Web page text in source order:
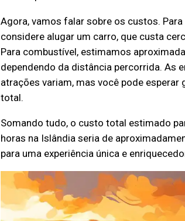
Agora, vamos falar sobre os custos.
considere alugar um carro, que custa
Para combustível, estimamos
dependendo da distância percorrida. As
atrações variam, mas você pode esperar
total.
Somando tudo, o custo total estimado
horas na Islândia seria de
para uma experiência única e